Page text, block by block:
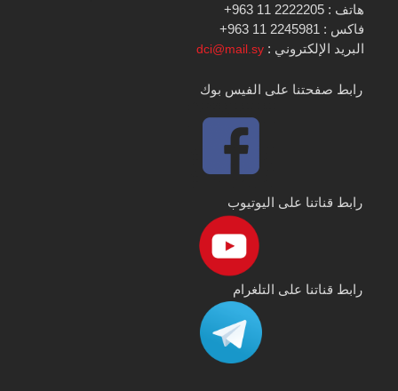
هاتف : 2222205 11 963+
فاكس : 2245981 11 963+
البريد الإلكتروني :dci@mail.sy
رابط صفحتنا على الفيس بوك
رابط قناتنا على اليوتيوب
رابط قناتنا على التلغرام